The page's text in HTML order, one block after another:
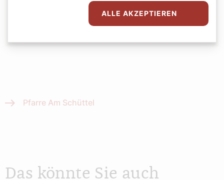
Sandra Lobnig
Pfarre Am Schüttel
Das könnte Sie auch
ALLE AKZEPTIEREN